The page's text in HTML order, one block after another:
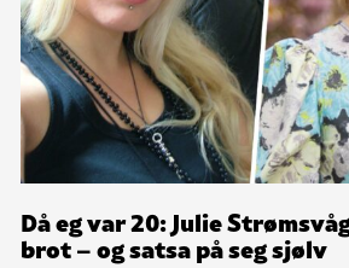
Då eg var 20: Julie
brot – og satsa på seg sjølv